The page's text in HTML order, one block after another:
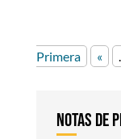
Primera
«